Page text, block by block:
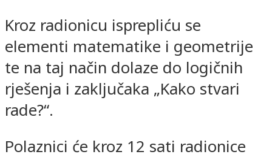
Kroz radionicu isprepliću se
elementi matematike i geometrije
te na taj način dolaze do logičnih
rješenja i zaključaka „Kako stvari
rade?“.
Polaznici će kroz 12 sati radionice